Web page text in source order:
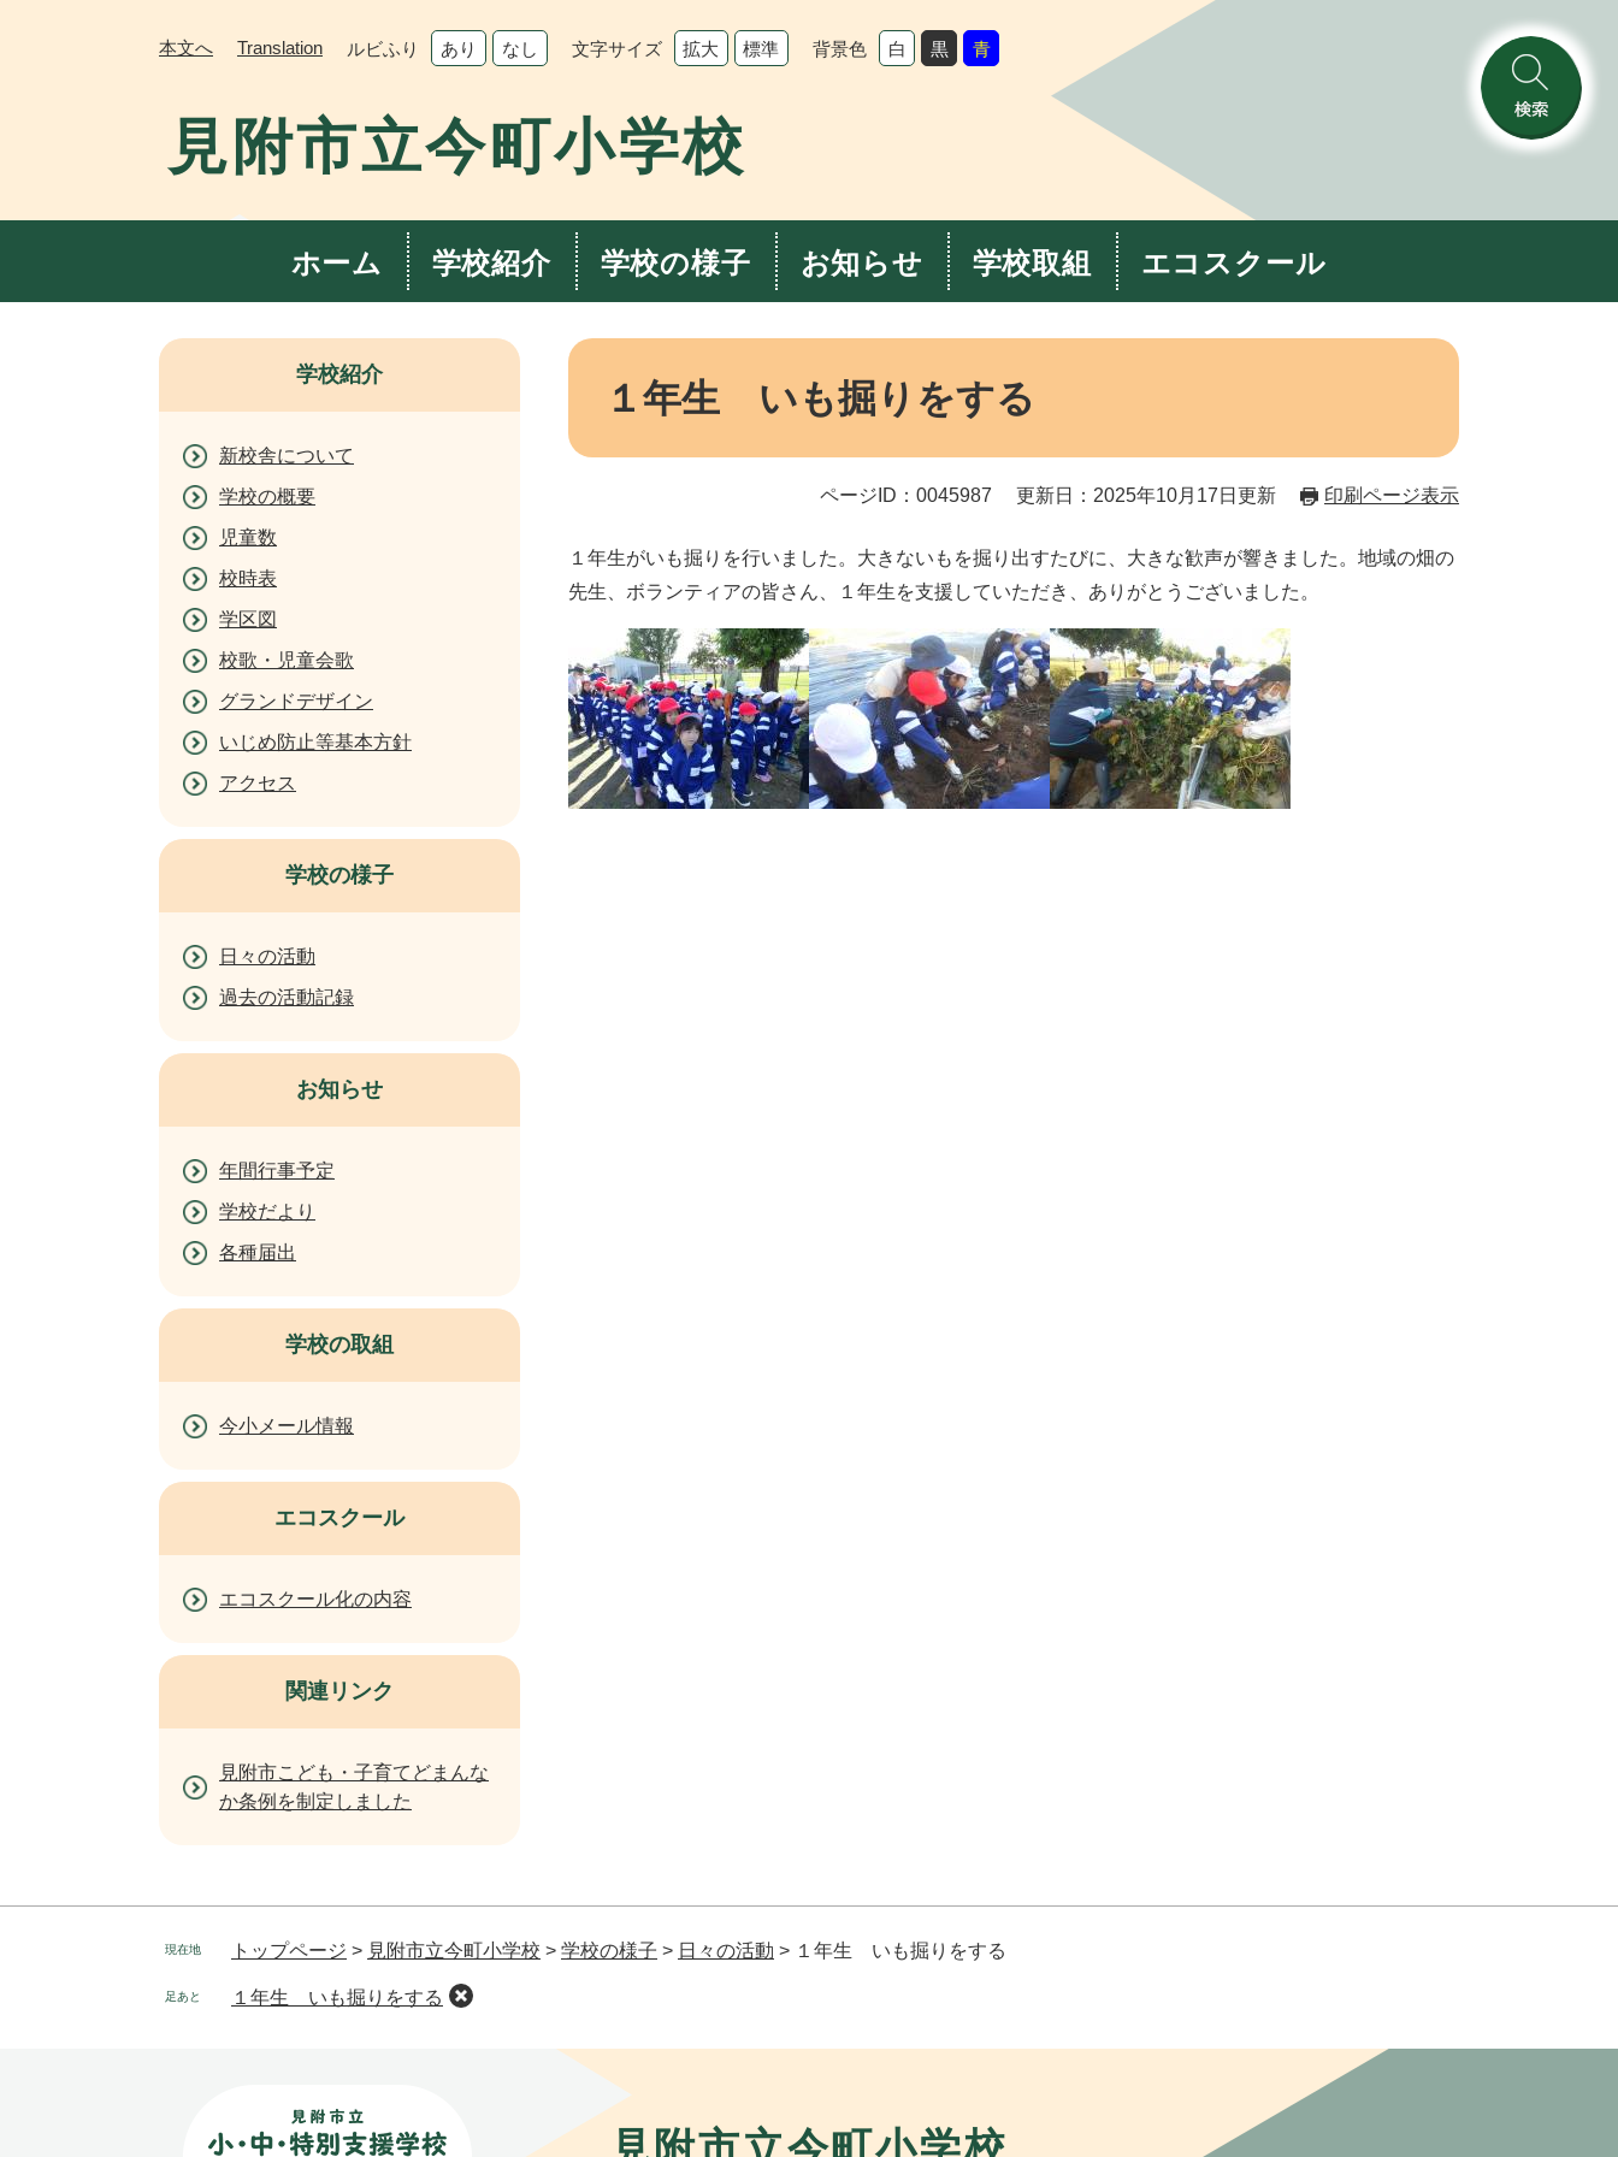
す。
し
文
本文へ Translation ルビふり あり なし 文字サイズ 拡大 標準 背景色 白 黒 青
検
索
見附市立今町小学校
ホーム 学校紹介 学校の様子 お知らせ 学校取組 エコスクール
本
１年生 いも掘りをする
ページID：0045987 更新日：2025年10月17日更新 印刷ページ表示
１年生がいも掘りを行いました。大きないもを掘り出すたびに、大きな歓声が響きました。地域の畑の
先生、ボランティアの皆さん、１年生を支援していただき、ありがとうございました。
学校紹介
新校舎について
学校の概要
児童数
校時表
学区図
校歌・児童会歌
グランドデザイン
いじめ防止等基本方針
アクセス
学校の様子
日々の活動
過去の活動記録
お知らせ
年間行事予定
学校だより
各種届出
学校の取組
今小メール情報
エコスクール
エコスクール化の内容
関連リンク
見附市こども・子育てどまんな
か条例を制定しました
現在地 トップページ > 見附市立今町小学校 > 学校の様子 > 日々の活動 > １年生 いも掘りをする
足あと １年生 いも掘りをする
見附市立今町小学校